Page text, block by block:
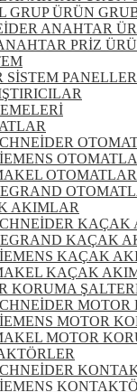
GRUP ÜRÜN
ANAHTAR
PRİZ
SİSTEM
OTOMATLAR
AKIMLAR
KAÇAK
KAÇAK
KAÇAK
KAÇAK
KORUMA
MOTOR
MOTOR